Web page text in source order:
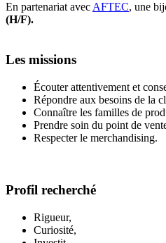
En partenariat avec AFTEC, une
(H/F).
Les missions
Écouter attentivement et
Répondre aux besoins de la
Connaître les familles de
Prendre soin du point de
Respecter le merchandising.
Profil recherché
Rigueur,
Curiosité,